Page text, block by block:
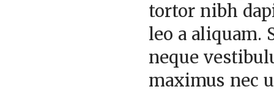
tortor nibh
leo a aliquam.
neque
maximus nec